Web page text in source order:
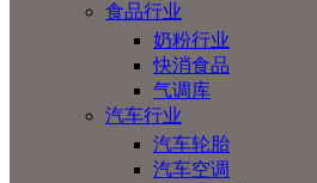
食品行业
奶粉行业
快消食品
气调库
汽车行业
汽车轮胎
汽车空调